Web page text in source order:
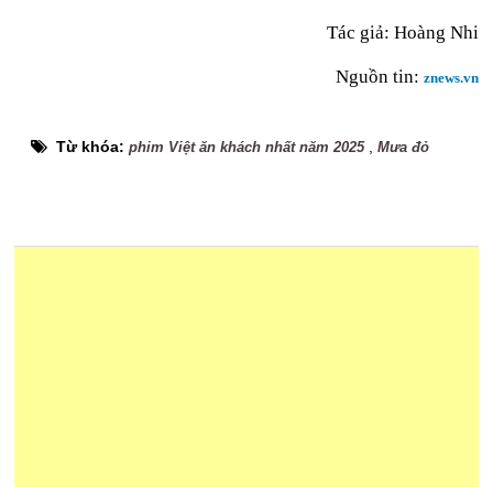
Tác giả: Hoàng Nhi
Nguồn tin: znews.vn
Từ khóa:phim Việt ăn khách nhất năm 2025,Mưa đỏ